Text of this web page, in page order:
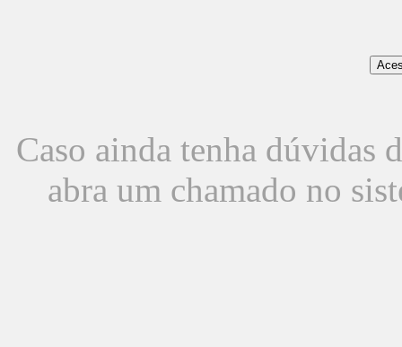
Caso ainda tenha dúvidas
abra um chamado no